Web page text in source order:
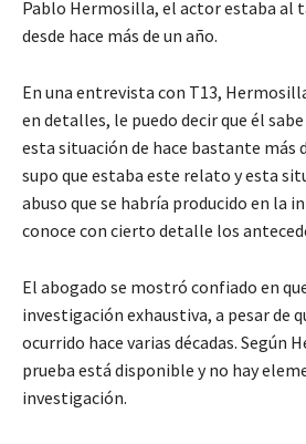
Pablo Hermosilla, el actor estaba al
desde hace más de un año.
En una entrevista con T13,
en detalles, le puedo decir que él
esta situación de hace bastante más
supo que estaba este relato y esta
abuso que se habría producido en la
conoce con cierto detalle los
El abogado se mostró confiado en
investigación exhaustiva, a pesar de
ocurrido hace varias décadas. Según
prueba está disponible y no hay
investigación.